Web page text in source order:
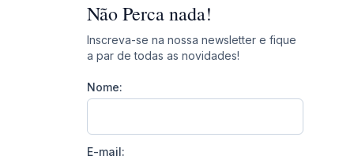
Não Perca nada!
Inscreva-se na nossa newsletter e fique
a par de todas as novidades!
Nome:
E-mail: